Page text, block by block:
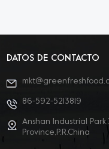
DATOS DE CONTACTO
86-592-5213819
Anshan Industrial
Province,P.R.China